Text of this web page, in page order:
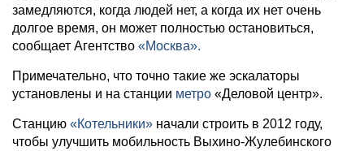
замедляются, когда людей нет, а когда их нет очень
долгое время, он может полностью остановиться,
сообщает Агентство «Москва».
Примечательно, что точно такие же эскалаторы
установлены и на станции метро «Деловой центр».
Станцию «Котельники» начали строить в 2012 году,
чтобы улучшить мобильность Выхино-Жулебинского